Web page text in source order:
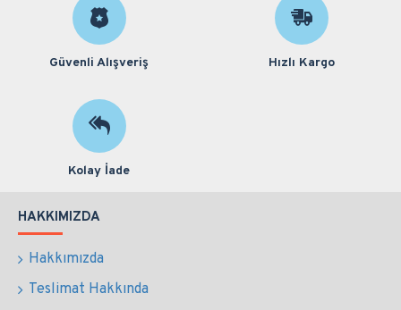
Güvenli Alışveriş Hızlı Kargo
Kolay İade
HAKKIMIZDA
Hakkımızda
Teslimat Hakkında